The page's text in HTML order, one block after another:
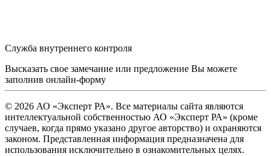
Служба внутреннего контроля
Высказать свое замечание или предложение Вы можете
заполнив онлайн-форму
© 2026 АО «Эксперт РА». Все материалы сайта являются
интеллектуальной собственностью АО «Эксперт РА» (кроме
случаев, когда прямо указано другое авторство) и охраняются
законом. Представленная информация предназначена для
использования исключительно в ознакомительных целях.